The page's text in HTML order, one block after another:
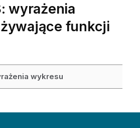
wyrażenia
funkcji
wykresu